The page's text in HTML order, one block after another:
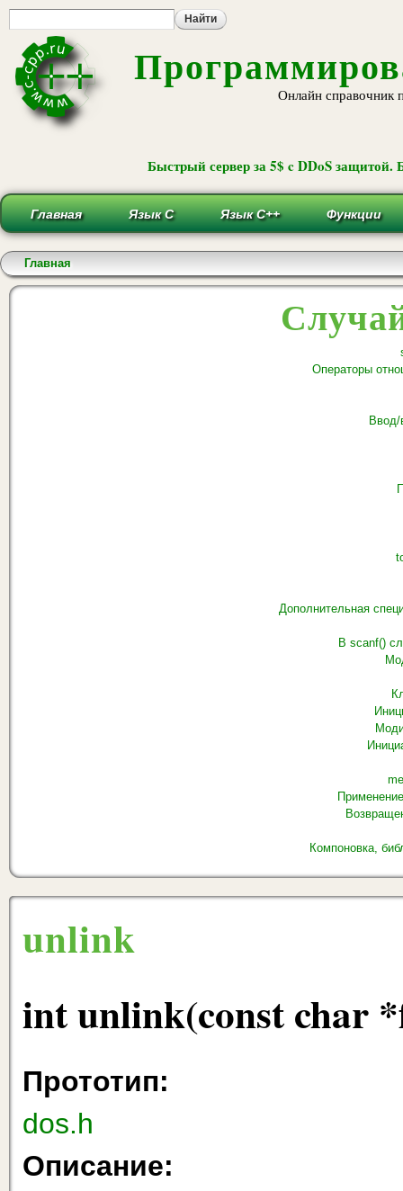
Онлайн справочник
Быстрый сервер за 5$ c DDoS защитой.
Главная Язык С Язык С++ Функции
Вы здесь
Главная
Операторы
Дополнительная
В scanf()
Компоновка,
unlink
int unlink(const char
Прототип:
dos.h
Описание: